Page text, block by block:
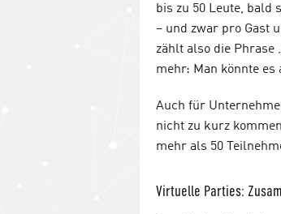
bis zu 50 Leute, bald
– und zwar pro Gast
zählt also die Phrase
mehr: Man könnte es
Auch für
nicht zu kurz
mehr als 50
Virtuelle Parties: